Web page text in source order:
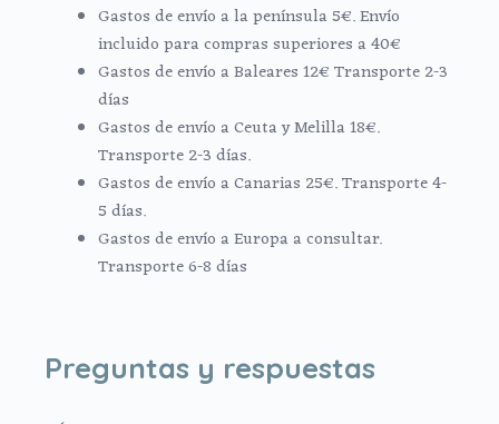
Gastos de envío a la península 5€. Envío
incluido para compras superiores a 40€
Gastos de envío a Baleares 12€ Transporte 2-3
días
Gastos de envío a Ceuta y Melilla 18€.
Transporte 2-3 días.
Gastos de envío a Canarias 25€. Transporte 4-
5 días.
Gastos de envío a Europa a consultar.
Transporte 6-8 días
Preguntas y respuestas